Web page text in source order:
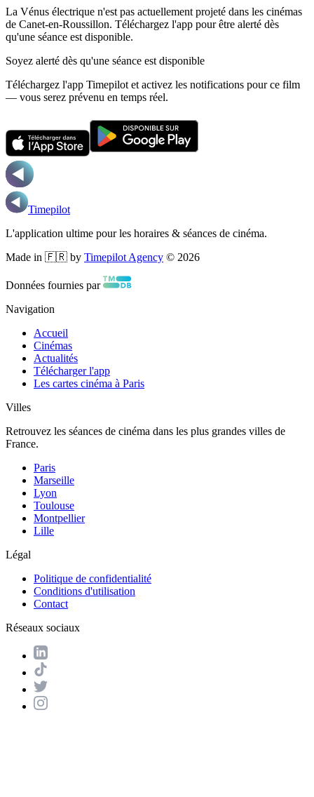
La Vénus électrique n'est pas actuellement projeté dans les cinémas
de Canet-en-Roussillon. Téléchargez l'app pour être alerté dès
qu'une séance est disponible.
Soyez alerté dès qu'une séance est disponible
Téléchargez l'app Timepilot et activez les notifications pour ce film
— vous serez prévenu en temps réel.
Timepilot
L'application ultime pour les horaires & séances de cinéma.
Made in 🇫🇷 by Timepilot Agency © 2026
Données fournies par
Navigation
Accueil
Cinémas
Actualités
Télécharger l'app
Les cartes cinéma à Paris
Villes
Retrouvez les séances de cinéma dans les plus grandes villes de
France.
Paris
Marseille
Lyon
Toulouse
Montpellier
Lille
Légal
Politique de confidentialité
Conditions d'utilisation
Contact
Réseaux sociaux